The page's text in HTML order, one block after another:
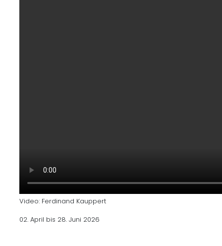
Video: Ferdinand Kauppert
02. April bis 28. Juni 2026